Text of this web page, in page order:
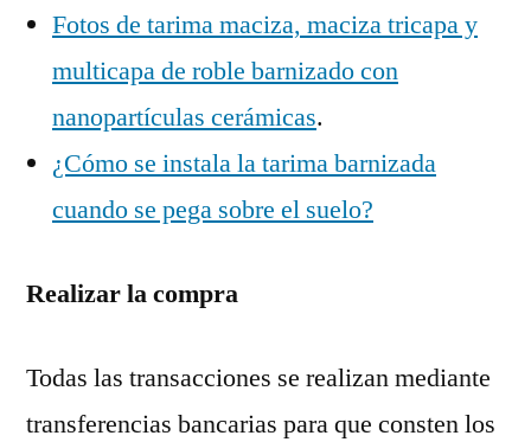
Fotos de tarima maciza, maciza tricapa y
multicapa de roble barnizado con
nanopartículas cerámicas.
¿Cómo se instala la tarima barnizada
cuando se pega sobre el suelo?
Realizar la compra
Todas las transacciones se realizan mediante
transferencias bancarias para que consten los